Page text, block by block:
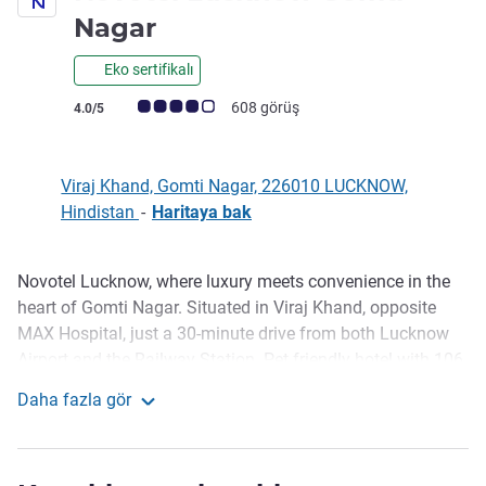
Nagar
Eko sertifikalı
Avis müşterileri puanı (ALL Puanlama)
4.0/5 608 görüş
Viraj Khand, Gomti Nagar, 226010 LUCKNOW,
Hindistan - Haritaya bak
Açıklama
Novotel Lucknow, where luxury meets convenience in the
heart of Gomti Nagar. Situated in Viraj Khand, opposite
MAX Hospital, just a 30-minute drive from both Lucknow
home. Our elegant venues span 8000 square feet, perfect
Daha fazla gör